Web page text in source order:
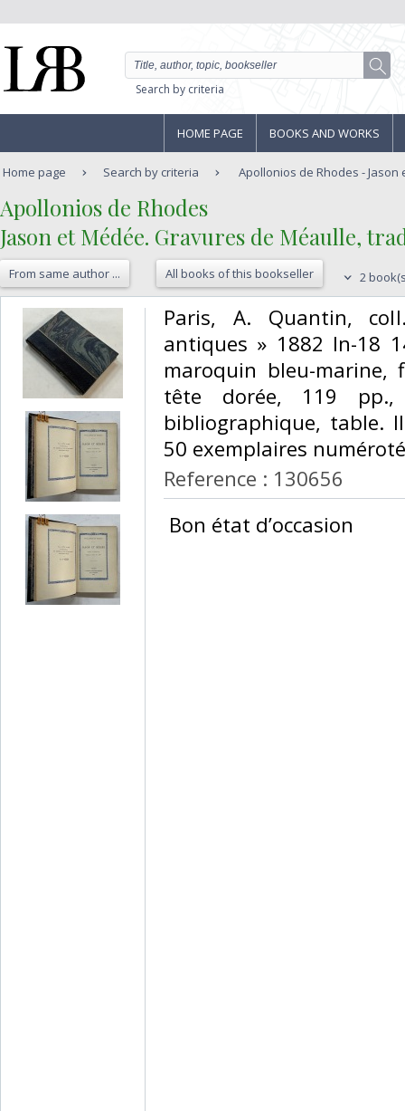
Search by criteria
HOME PAGE BOOKS AND WORKS
Home page Search by criteria Apollonios de Rhodes - Jason
‎Apollonios de Rhodes ‎
‎Jason et Médée. Gravures de Méaulle,
From same author ... All books of this bookseller 2
‎Paris, A. Quantin,
antiques » 1882 In-18
maroquin bleu-marine,
tête dorée, 119 pp.,
bibliographique, table.
50 exemplaires
Reference : 130656
‎ Bon état d’occasion ‎